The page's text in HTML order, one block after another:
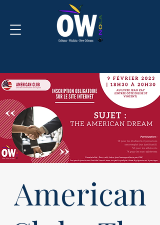
American